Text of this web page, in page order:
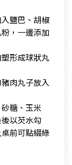
鹽巴、胡椒
，一邊添加
形成球狀丸
肉丸子放入
糖、玉米
以芡水勾
前可點綴綠